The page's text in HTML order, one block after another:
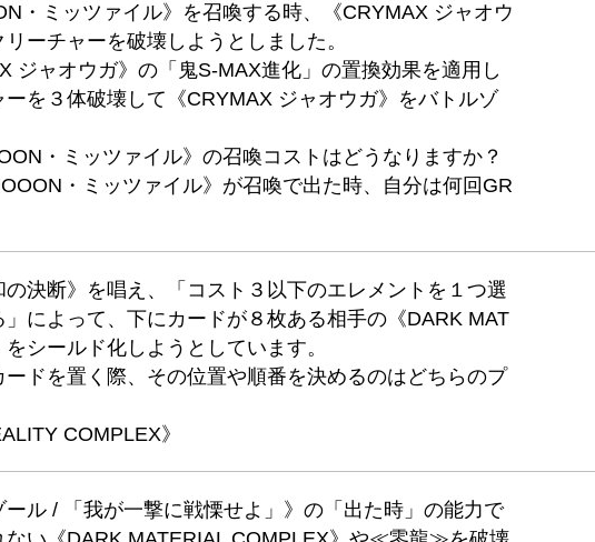
・ミッツァイル》を召喚する時、《CRYMAX ジャオウ
ーチャーを破壊しようとしました。
ジャオウガ》の「鬼S-MAX進化」の置換効果を適用し
を３体破壊して《CRYMAX ジャオウガ》をバトルゾ
・ミッツァイル》の召喚コストはどうなりますか？
・ミッツァイル》が召喚で出た時、自分は何回GR
決断》を唱え、「コスト３以下のエレメントを１つ選
によって、下にカードが８枚ある相手の《DARK MAT
シールド化しようとしています。
ードを置く際、その位置や順番を決めるのはどちらのプ
COMPLEX》
ール / 「我が一撃に戦慄せよ」》の「出た時」の能力で